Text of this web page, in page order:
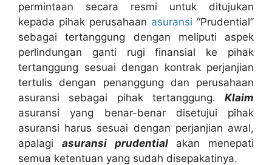
permintaan secara resmi untuk ditujukan
kepada pihak perusahaan asuransi “Prudential”
sebagai tertanggung dengan meliputi aspek
perlindungan ganti rugi finansial ke pihak
tertanggung sesuai dengan kontrak perjanjian
tertulis dengan penanggung dan perusahaan
asuransi sebagai pihak tertanggung. Klaim
asuransi yang benar-benar disetujui pihak
asuransi harus sesuai dengan perjanjian awal,
apalagi asuransi prudentialakan menepati
semua ketentuan yang sudah disepakatinya.